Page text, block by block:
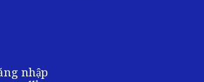
nhập